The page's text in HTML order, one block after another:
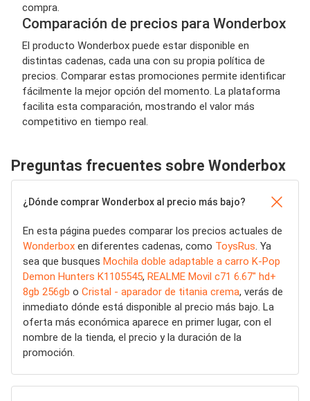
compra.
Comparación de precios para Wonderbox
El producto Wonderbox puede estar disponible en
distintas cadenas, cada una con su propia política de
precios. Comparar estas promociones permite identificar
fácilmente la mejor opción del momento. La plataforma
facilita esta comparación, mostrando el valor más
competitivo en tiempo real.
Preguntas frecuentes sobre Wonderbox
¿Dónde comprar Wonderbox al precio más bajo?
En esta página puedes comparar los precios actuales de
Wonderbox en diferentes cadenas, como ToysRus . Ya
sea que busques Mochila doble adaptable a carro K-Pop
Demon Hunters K1105545, REALME Movil c71 6.67" hd+
8gb 256gb o Cristal - aparador de titania crema, verás de
inmediato dónde está disponible al precio más bajo. La
oferta más económica aparece en primer lugar, con el
nombre de la tienda, el precio y la duración de la
promoción.